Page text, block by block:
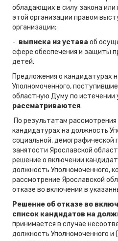
обладающих в силу закона
этой организации правом
организации;
- выписка из устава об
сфере обеспечения и защиты
детей.
Предложения о кандидатурах
Уполномоченного,
областную Думу по истечении
рассматриваются.
По результатам
кандидатурах на должность
социальной, демографической
занятости Ярославской
решение о включении
должность Уполномоченного,
рассмотрение Ярославской
отказе во включении в
Решение об отказе во
список кандидатов на
принимается в случае
должность Уполномоченного и